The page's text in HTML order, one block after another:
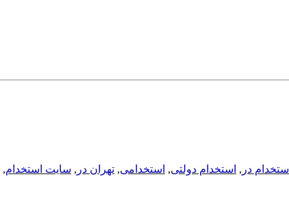
استخدام در , استخدام دولتی, استخدامی, تهران در , سایت استخدام,